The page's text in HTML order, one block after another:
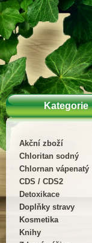
Kategorie
Akční zboží
Chloritan sodný
Chlornan vápenatý
CDS / CDS2
Detoxikace
Doplňky stravy
Kosmetika
Knihy